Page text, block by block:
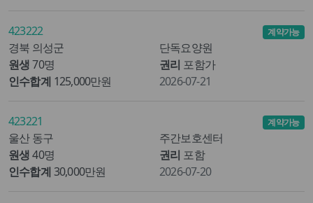
423222
경북 의성군
단독요양원
원생 70명 권리 포함가
인수합계 125,000만원
계약가능
2026-07-21
423221
울산 동구
주간보호센터
원생 40명 권리 포함
인수합계30,000만원
계약가능
2026-07-20